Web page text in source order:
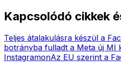
Kapcsolódó cikkek
Teljes átalakulásra készül a
botrányba fulladt a Meta új MI
InstagramonAz EU szerint a